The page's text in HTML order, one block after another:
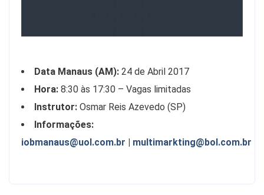
Data Manaus (AM): 24 de Abril 2017
Hora: 8:30 às 17:30 – Vagas limitadas
Instrutor: Osmar Reis Azevedo (SP)
Informações:
iobmanaus@uol.com.br | multimarkting@bol.com.br